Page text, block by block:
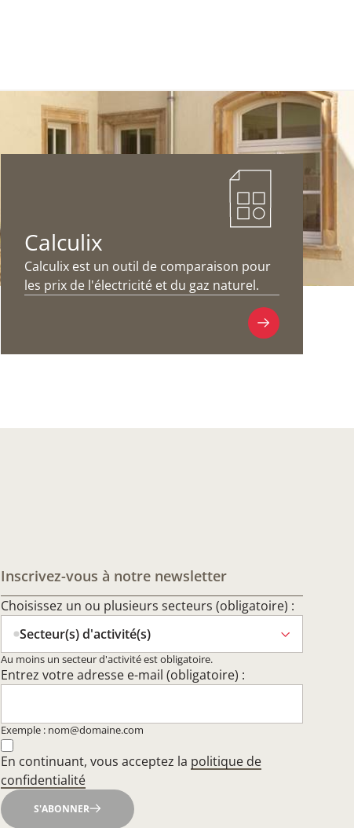
Calculix
Calculix est un outil de comparaison pour
les prix de l'électricité et du gaz naturel.
Inscrivez-vous à notre newsletter
Choisissez un ou plusieurs secteurs (obligatoire) :
Secteur(s) d'activité(s)
Au moins un secteur d'activité est obligatoire.
Entrez votre adresse e-mail (obligatoire) :
Exemple : nom@domaine.com
En continuant, vous acceptez la politique de
confidentialité
S'ABONNER